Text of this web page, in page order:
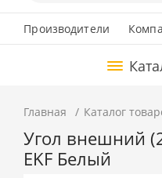
Производители
Главная Каталог
Угол внешний
EKF Белый